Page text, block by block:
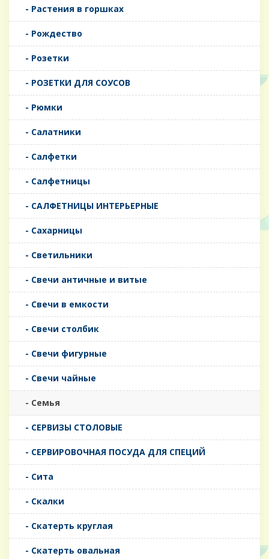
- Растения в горшках
- Рождество
- Розетки
- РОЗЕТКИ ДЛЯ СОУСОВ
- Рюмки
- Салатники
- Салфетки
- Салфетницы
- САЛФЕТНИЦЫ ИНТЕРЬЕРНЫЕ
- Сахарницы
- Светильники
- Свечи античные и витые
- Свечи в емкости
- Свечи столбик
- Свечи фигурные
- Свечи чайные
- Семья
- СЕРВИЗЫ СТОЛОВЫЕ
- СЕРВИРОВОЧНАЯ ПОСУДА ДЛЯ СПЕЦИЙ
- Сита
- Скалки
- Скатерть круглая
- Скатерть овальная